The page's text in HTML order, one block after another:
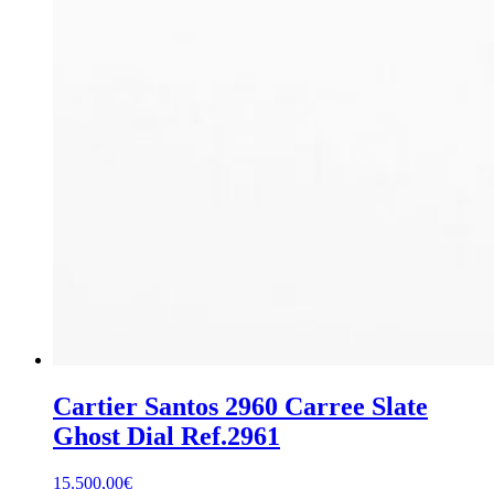
Cartier Santos 2960 Carree Slate
Ghost Dial Ref.2961
15.500,00€